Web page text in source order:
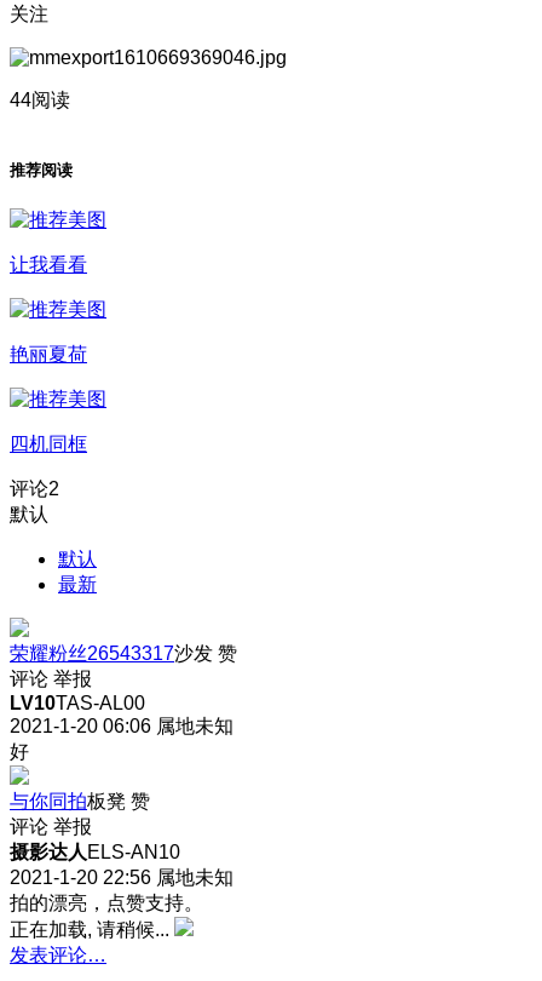
关注
44阅读
推荐阅读
让我看看
艳丽夏荷
四机同框
评论2
默认
默认
最新
荣耀粉丝26543317沙发 赞
评论 举报
LV10TAS-AL00
2021-1-20 06:06 属地未知
好
与你同拍板凳 赞
评论 举报
摄影达人 ELS-AN10
2021-1-20 22:56 属地未知
拍的漂亮，点赞支持。
正在加载, 请稍候...
发表评论…